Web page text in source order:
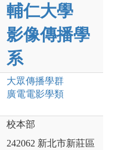
輔仁大學
影像傳播學
系
大眾傳播學群
廣電電影學類
校本部
242062 新北市新莊區